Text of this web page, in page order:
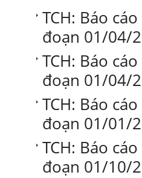
TCH: Báo
đoạn 01/04/
TCH: Báo
đoạn 01/04/
TCH: Báo
đoạn 01/01/
TCH: Báo
đoạn 01/10/